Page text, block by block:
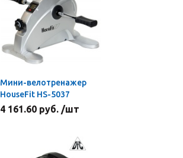
Мини-велотренажер
HouseFit HS-5037
4 161.60 руб. /шт